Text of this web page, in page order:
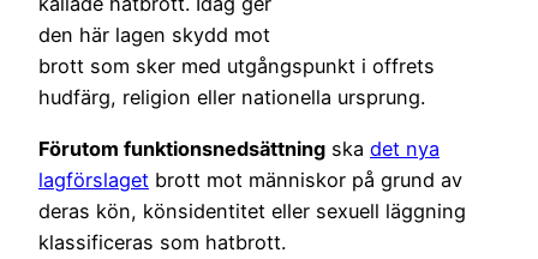
den här lagen skydd mot
brott som sker med utgångspunkt i offrets
hudfärg, religion eller nationella ursprung.
Förutom funktionsnedsättning ska det nya
lagförslaget brott mot människor på grund av
deras kön, könsidentitet eller sexuell läggning
klassificeras som hatbrott.